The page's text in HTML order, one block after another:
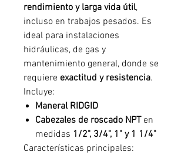
rendimiento y larga vida útil,
incluso en trabajos pesados. Es
ideal para instalaciones
hidráulicas, de gas y
mantenimiento general, donde se
requiere exactitud y resistencia.
Incluye:
Maneral RIDGID
Cabezales de roscado NPTen
medidas 1/2", 3/4", 1" y 1 1/4"
Características principales: